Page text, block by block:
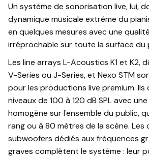
Un système de sonorisation live, lui,
dynamique musicale extrême du
en quelques mesures avec une
irréprochable sur toute la surface du
Les line arrays L-Acoustics K1 et K2,
V-Series ou J-Series, et Nexo STM
pour les productions live premium. Ils
niveaux de 100 à 120 dB SPL avec
homogène sur l'ensemble du public,
rang ou à 80 mètres de la scène. Les
subwoofers dédiés aux fréquences
graves complètent le système : leur